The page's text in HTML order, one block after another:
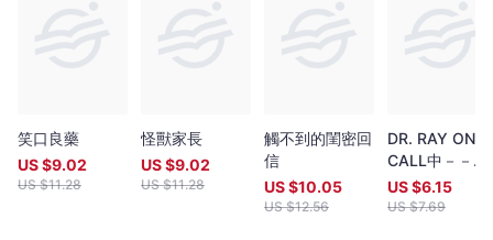
笑口良藥
US $9.02
US $11.28
怪獸家長
US $9.02
US $11.28
觸不到的閨密回
信
US $10.05
US $12.56
DR. RAY ON
CALL中－－急
症室的迎送生
US $6.15
US $7.69